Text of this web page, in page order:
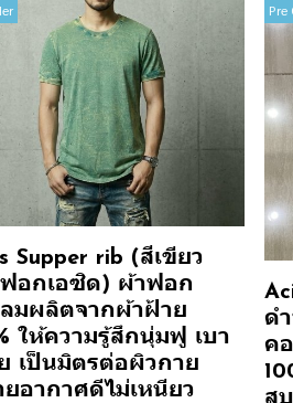
Supper rib (สีเขียว
อกเอซิด) ผ้าฟอก
มผลิตจากผ้าฝ้าย
ให้ความรู้สึกนุ่มฟู เบา
เป็นมิตรต่อผิวกาย
ยอากาศดีไม่เหนียว
Pre
ด
ค